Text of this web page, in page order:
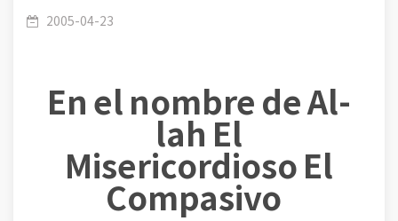
mujer embarazada o que está amamantando
romper el ayuno en Ramadán?
2005-04-23
En el nombre de Al-
lah El
Misericordioso El
Compasivo